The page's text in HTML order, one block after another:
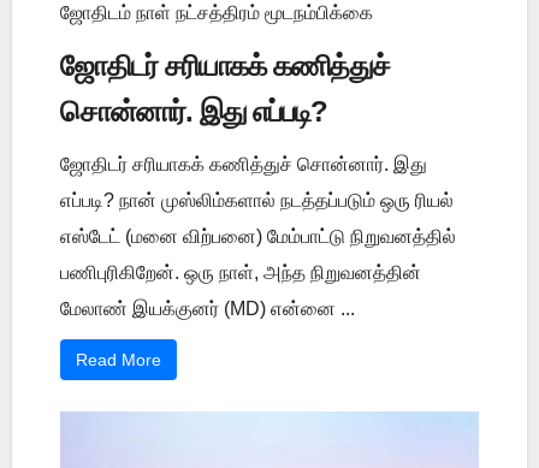
ஜோதிடம் நாள் நட்சத்திரம் மூடநம்பிக்கை
ஜோதிடர் சரியாகக் கணித்துச்
சொன்னார். இது எப்படி?
ஜோதிடர் சரியாகக் கணித்துச் சொன்னார். இது
எப்படி? நான் முஸ்லிம்களால் நடத்தப்படும் ஒரு ரியல்
எஸ்டேட் (மனை விற்பனை) மேம்பாட்டு நிறுவனத்தில்
பணிபுரிகிறேன். ஒரு நாள், அந்த நிறுவனத்தின்
மேலாண் இயக்குனர் (MD) என்னை ...
Read More